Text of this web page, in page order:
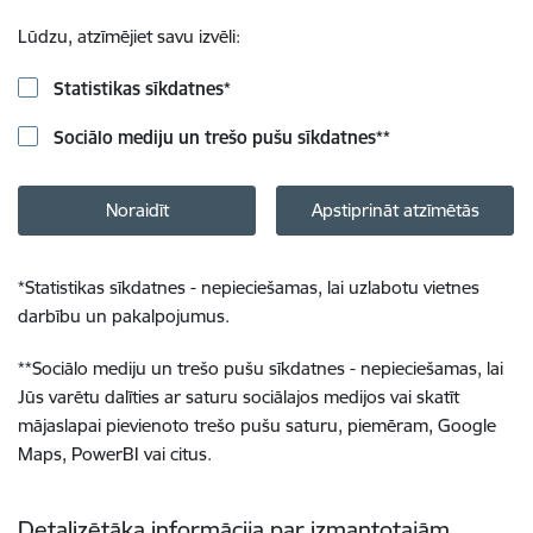
Lūdzu, atzīmējiet savu izvēli:
Statistikas sīkdatnes*
Sociālo mediju un trešo pušu sīkdatnes**
Noraidīt Apstiprināt atzīmētās
*Statistikas sīkdatnes - nepieciešamas, lai uzlabotu vietnes
darbību un pakalpojumus.
**Sociālo mediju un trešo pušu sīkdatnes - nepieciešamas, lai
Jūs varētu dalīties ar saturu sociālajos medijos vai skatīt
mājaslapai pievienoto trešo pušu saturu, piemēram, Google
Maps, PowerBI vai citus.